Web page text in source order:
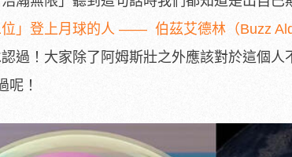
」登上月球的人 —— 伯茲艾德林（Buzz
過！大家除了阿姆斯壯之外應該對於這個
呢！